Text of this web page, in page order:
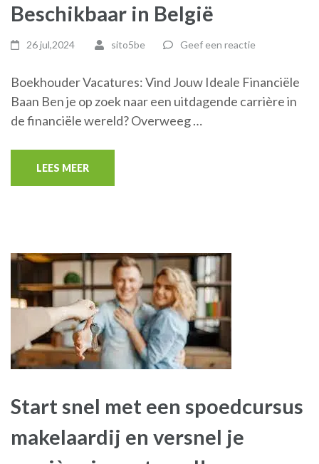
Beschikbaar in België
26 jul,2024 sito5be Geef een reactie
Boekhouder Vacatures: Vind Jouw Ideale Financiële
Baan Ben je op zoek naar een uitdagende carrière in
de financiële wereld? Overweeg …
LEES MEER
Start snel met een spoedcursus
makelaardij en versnel je